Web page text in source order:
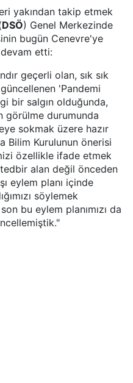
yakından takip etmek
DSÖ) Genel Merkezinde
bugün Cenevre'ye
etti:
geçerli olan, sık sık
'Pandemi
bir salgın olduğunda,
görülme durumunda
sokmak üzere hazır
Bilim Kurulunun önerisi
özellikle ifade etmek
alan değil önceden
eylem planı içinde
söylemek
bu eylem planımızı da